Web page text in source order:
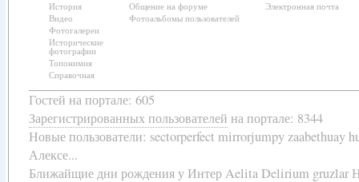
История
Видео
Фотогалереи
Исторические
фотографии
Топонимия
Справочная
Общение на форуме
Фотоальбомы пользователей
Электронная почта
Гостей на портале: 605
Зарегистрированных пользователей на портале: 8344
Новые пользователи: sectorperfect mirrorjumpy zaabethuay
Алексе...
Ближайщиедни рожденияу Интер Aelita Delirium gruzlar